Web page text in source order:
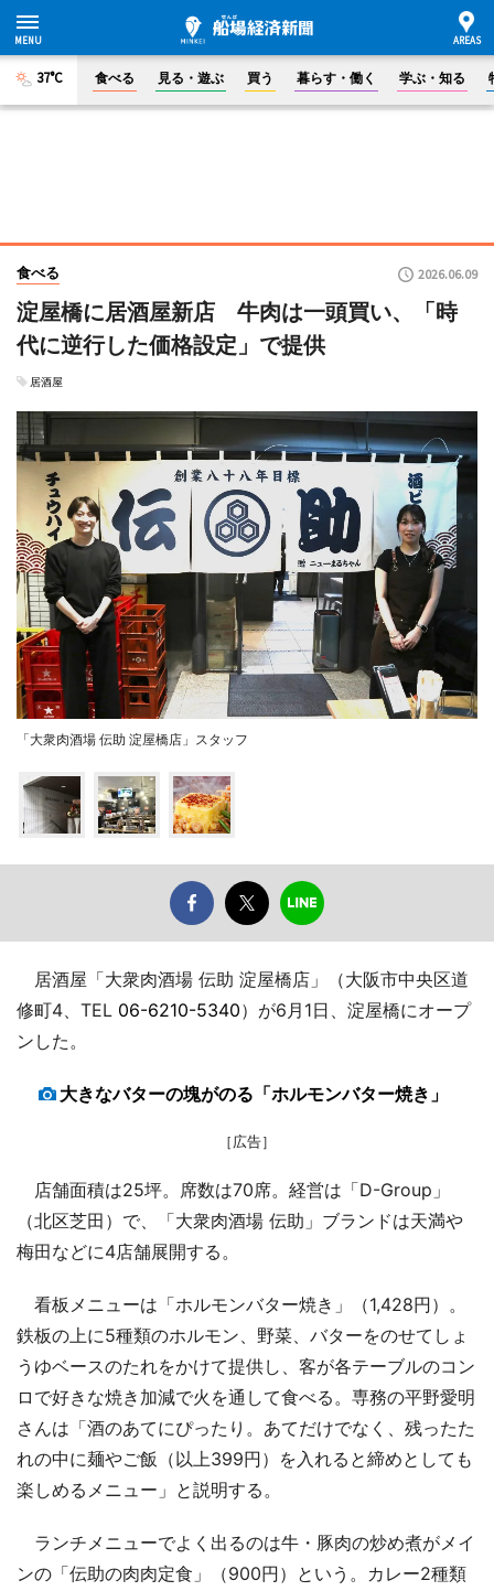
37°C 食べる 見る・遊ぶ 買う 暮らす・働く 学ぶ・知る
食べる 2026.06.09
淀屋橋に居酒屋新店 牛肉は一頭買い、「時
代に逆行した価格設定」で提供
居酒屋
「大衆肉酒場 伝助 淀屋橋店」スタッフ
居酒屋「大衆肉酒場 伝助 淀屋橋店」（大阪市中央区道
修町4、TEL 06-6210-5340）が6月1日、淀屋橋にオープ
ンした。
大きなバターの塊がのる「ホルモンバター焼き」
［広告］
店舗面積は25坪。席数は70席。経営は「D-Group」
（北区芝田）で、「大衆肉酒場 伝助」ブランドは天満や
梅田などに4店舗展開する。
看板メニューは「ホルモンバター焼き」（1,428円）。
鉄板の上に5種類のホルモン、野菜、バターをのせてしょ
うゆベースのたれをかけて提供し、客が各テーブルのコン
ロで好きな焼き加減で火を通して食べる。専務の平野愛明
さんは「酒のあてにぴったり。あてだけでなく、残ったた
れの中に麺やご飯（以上399円）を入れると締めとしても
楽しめるメニュー」と説明する。
ランチメニューでよく出るのは牛・豚肉の炒め煮がメイ
ンの「伝助の肉肉定食」（900円）という。カレー2種類